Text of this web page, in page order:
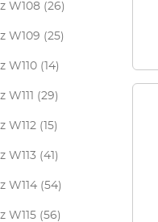
W108 (26)
W109 (25)
W110 (14)
(29)
W112 (15)
W113 (41)
W114 (54)
W115 (56)